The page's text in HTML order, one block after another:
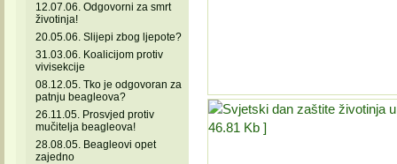
12.07.06. Odgovorni za smrt
životinja!
20.05.06. Slijepi zbog ljepote?
31.03.06. Koalicijom protiv
vivisekcije
08.12.05. Tko je odgovoran za
patnju beagleova?
26.11.05. Prosvjed protiv
mučitelja beagleova!
28.08.05. Beagleovi opet
zajedno